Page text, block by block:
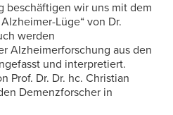
beschäftigen wir uns mit dem
Lüge“ von Dr.
werden
Alzheimerforschung aus den
und interpretiert.
Prof. Dr. Dr. hc. Christian
Demenzforscher in